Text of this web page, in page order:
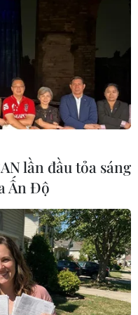
Trà
để
thu
hồi,
thi
lần đầu tỏa sáng
Ấn Độ